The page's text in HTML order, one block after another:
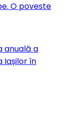
O poveste
anuală a
Iașilor în